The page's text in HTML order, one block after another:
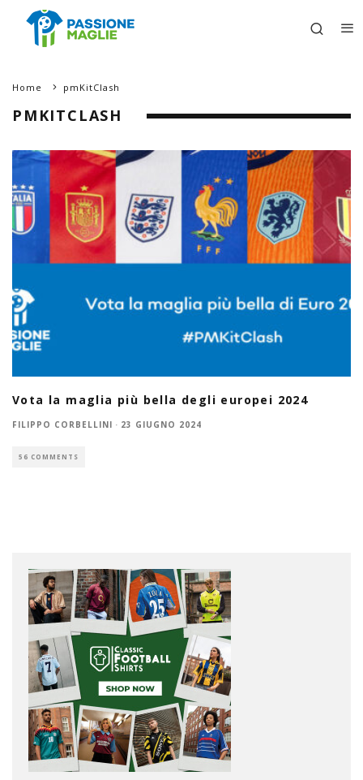
Home pmKitClash
PMKITCLASH
Vota la maglia più bella degli europei 2024
FILIPPO CORBELLINI · 23 GIUGNO 2024
56 COMMENTS